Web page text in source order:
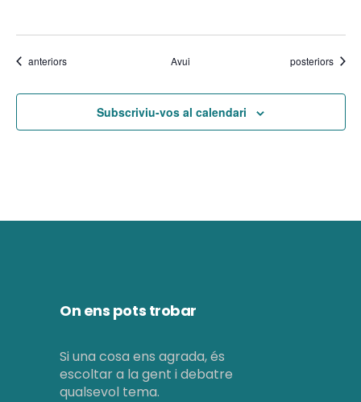
m
e
n
t
n
t
Esdeveniments
anteriors Avui Esdeveniments
posteriors
Subscriviu-vos al calendari
On ens pots trobar
Si una cosa ens agrada, és
escoltar a la gent i debatre
qualsevol tema.